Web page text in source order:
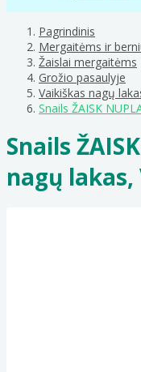
Pagrindinis
Mergaitėms ir
Žaislai mergaitėms
Grožio pasaulyje
Vaikiškas nagų
Snails ŽAISK
Snails
nagų